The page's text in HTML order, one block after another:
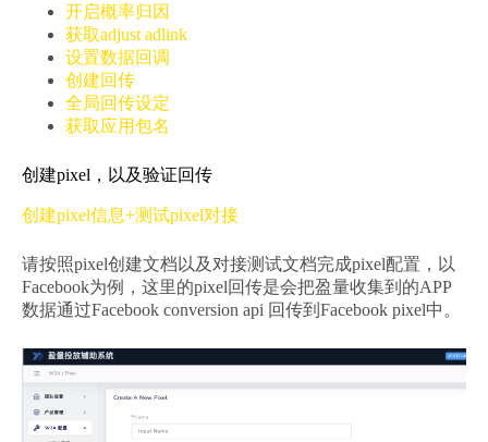
开启概率归因
获取adjust adlink
设置数据回调
创建回传
全局回传设定
获取应用包名
创建pixel，以及验证回传
创建pixel信息+测试pixel对接
请按照pixel创建文档以及对接测试文档完成pixel配置，以
Facebook为例，这里的pixel回传是会把盈量收集到的APP
数据通过Facebook conversion api 回传到Facebook pixel中。